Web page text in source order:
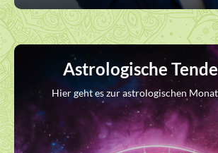
Astrologische
Hier geht es zur astrologischen